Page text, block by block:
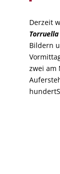
Derzeit
Torruella
Bildern
zwei am